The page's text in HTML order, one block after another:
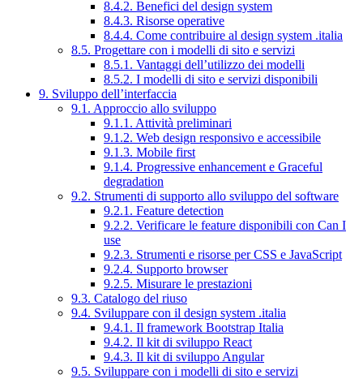
8.4.2. Benefici del design system
8.4.3. Risorse operative
8.4.4. Come contribuire al design system .italia
8.5. Progettare con i modelli di sito e servizi
8.5.1. Vantaggi dell’utilizzo dei modelli
8.5.2. I modelli di sito e servizi disponibili
9. Sviluppo dell’interfaccia
9.1. Approccio allo sviluppo
9.1.1. Attività preliminari
9.1.2. Web design responsivo e accessibile
9.1.3. Mobile first
9.1.4. Progressive enhancement e Graceful
degradation
9.2. Strumenti di supporto allo sviluppo del software
9.2.1. Feature detection
9.2.2. Verificare le feature disponibili con Can I
use
9.2.3. Strumenti e risorse per CSS e JavaScript
9.2.4. Supporto browser
9.2.5. Misurare le prestazioni
9.3. Catalogo del riuso
9.4. Sviluppare con il design system .italia
9.4.1. Il framework Bootstrap Italia
9.4.2. Il kit di sviluppo React
9.4.3. Il kit di sviluppo Angular
9.5. Sviluppare con i modelli di sito e servizi